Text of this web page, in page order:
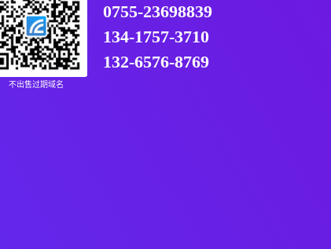
不出售过期域名
0755-23698839
134-1757-3710
132-6576-8769